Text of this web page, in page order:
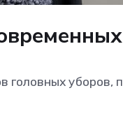
уборов,